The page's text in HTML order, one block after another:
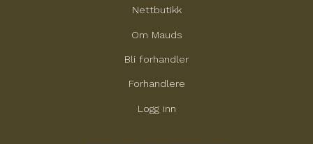
Nettbutikk
Om Mauds
Bli forhandler
Forhandlere
Logg inn